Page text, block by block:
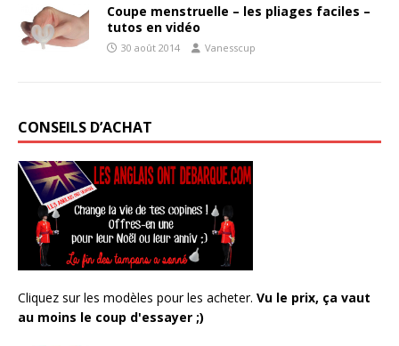
Coupe menstruelle – les pliages faciles –
tutos en vidéo
30 août 2014 Vanesscup
CONSEILS D’ACHAT
Cliquez sur les modèles pour les acheter. Vu le prix, ça vaut
au moins le coup d'essayer ;)